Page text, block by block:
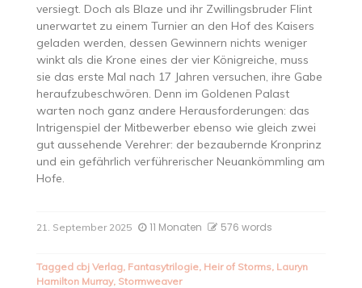
versiegt. Doch als Blaze und ihr Zwillingsbruder Flint
unerwartet zu einem Turnier an den Hof des Kaisers
geladen werden, dessen Gewinnern nichts weniger
winkt als die Krone eines der vier Königreiche, muss
sie das erste Mal nach 17 Jahren versuchen, ihre Gabe
heraufzubeschwören. Denn im Goldenen Palast
warten noch ganz andere Herausforderungen: das
Intrigenspiel der Mitbewerber ebenso wie gleich zwei
gut aussehende Verehrer: der bezaubernde Kronprinz
und ein gefährlich verführerischer Neuankömmling am
Hofe.
21. September 2025 11 Monaten 576 words
Tagged cbj Verlag, Fantasytrilogie, Heir of Storms, Lauryn
Hamilton Murray, Stormweaver